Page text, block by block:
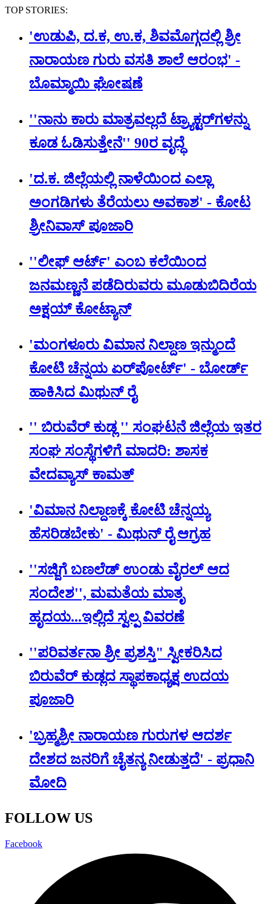
TOP STORIES:
'ಉಡುಪಿ, ದ.ಕ, ಉ.ಕ, ಶಿವಮೊಗ್ಗದಲ್ಲಿ ಶ್ರೀ
ನಾರಾಯಣ ಗುರು ವಸತಿ ಶಾಲೆ ಆರಂಭ' -
ಬೊಮ್ಮಾಯಿ ಘೋಷಣೆ
''ನಾನು ಕಾರು ಮಾತ್ರವಲ್ಲದೆ ಟ್ರ್ಯಾಕ್ಟರ್​ಗಳನ್ನು
ಕೂಡ ಓಡಿಸುತ್ತೇನೆ'' 90ರ ವೃದ್ಧೆ
'ದ.ಕ. ಜಿಲ್ಲೆಯಲ್ಲಿ ನಾಳೆಯಿಂದ ಎಲ್ಲಾ
ಅಂಗಡಿಗಳು ತೆರೆಯಲು ಅವಕಾಶ' - ಕೋಟ
ಶ್ರೀನಿವಾಸ್ ಪೂಜಾರಿ
''ಲೀಫ್ ಆರ್ಟ್' ಎಂಬ ಕಲೆಯಿಂದ
ಜನಮಣ್ಣನೆ ಪಡೆದಿರುವರು ಮೂಡುಬಿದಿರೆಯ
ಅಕ್ಷಯ್ ಕೋಟ್ಯಾನ್
'ಮಂಗಳೂರು ವಿಮಾನ ನಿಲ್ದಾಣ ಇನ್ಮುಂದೆ
ಕೋಟಿ ಚೆನ್ನಯ ಏರ್‌‌ಪೋರ್ಟ್' - ಬೋರ್ಡ್
ಹಾಕಿಸಿದ ಮಿಥುನ್‌ ರೈ
'' ಬಿರುವೆರ್ ಕುಡ್ಲ '' ಸಂಘಟನೆ ಜಿಲ್ಲೆಯ ಇತರ
ಸಂಘ ಸಂಸ್ಥೆಗಳಿಗೆ ಮಾದರಿ: ಶಾಸಕ
ವೇದವ್ಯಾಸ್ ಕಾಮತ್
'ವಿಮಾನ ನಿಲ್ದಾಣಕ್ಕೆ ಕೋಟಿ ಚೆನ್ನಯ್ಯ
ಹೆಸರಿಡಬೇಕು' - ಮಿಥುನ್ ರೈ ಆಗ್ರಹ
''ಸಜ್ಜಿಗೆ ಬಣಲೆಡ್ ಉಂಡು ವೈರಲ್ ಆದ
ಸಂದೇಶ'', ಮಮತೆಯ ಮಾತೃ
ಹೃದಯ...ಇಲ್ಲಿದೆ ಸ್ವಲ್ಪ ವಿವರಣೆ
''ಪರಿವರ್ತನಾ ಶ್ರೀ ಪ್ರಶಸ್ತಿ" ಸ್ವೀಕರಿಸಿದ
ಬಿರುವೆರ್ ಕುಡ್ಲದ ಸ್ಥಾಪಕಾಧ್ಯಕ್ಷ ಉದಯ
ಪೂಜಾರಿ
'ಬ್ರಹ್ಮಶ್ರೀ ನಾರಾಯಣ ಗುರುಗಳ ಆದರ್ಶ
ದೇಶದ ಜನರಿಗೆ ಚೈತನ್ಯ ನೀಡುತ್ತದೆ' - ಪ್ರಧಾನಿ
ಮೋದಿ
FOLLOW US
Facebook